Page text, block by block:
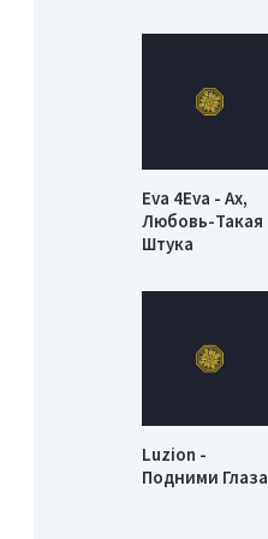
Eva 4Eva - Ах,
Любовь-Такая
Штука
Luzion -
Подними Глаза